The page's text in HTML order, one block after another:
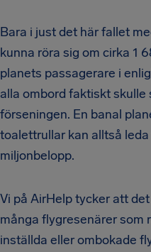
Bara i just det här fallet
kunna röra sig om cirka 1
planets passagerare i
alla ombord faktiskt
förseningen. En banal
toalettrullar kan alltså
miljonbelopp.
Vi på AirHelp tycker att
många flygresenärer som
inställda eller ombokade